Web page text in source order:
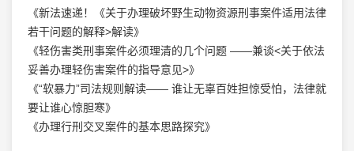
《新法速递！《关于办理破坏野生动物资源刑事案件适用法律
若干问题的解释>解读》
《轻伤害类刑事案件必须理清的几个问题 ——兼谈<关于依法
妥善办理轻伤害案件的指导意见>》
《“软暴力”司法规则解读—— 谁让无辜百姓担惊受怕，法律就
要让谁心惊胆寒》
《办理行刑交叉案件的基本思路探究》